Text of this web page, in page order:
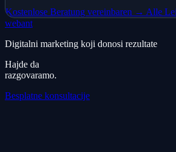
Kostenlose Beratung vereinbaren → Alle
webant
Digitalni marketing koji donosi rezultate
Hajde da
razgovaramo.
Besplatne konsultacije